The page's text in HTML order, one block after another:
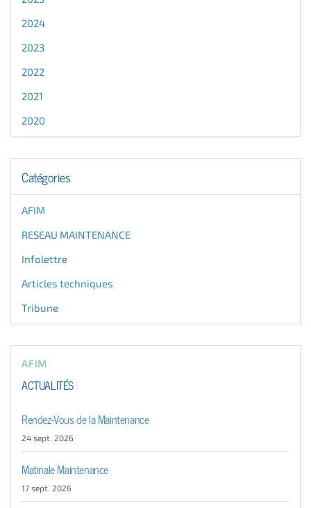
2024
2023
2022
2021
2020
Catégories
AFIM
RESEAU MAINTENANCE
Infolettre
Articles techniques
Tribune
AFIM
ACTUALITÉS
Rendez-Vous de la Maintenance
24 sept. 2026
Matinale Maintenance
17 sept. 2026